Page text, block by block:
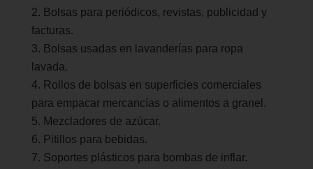
Bolsas para periódicos, revistas, publicidad y
facturas.
Bolsas usadas en lavanderías para ropa
lavada.
Rollos de bolsas en superficies comerciales
para empacar mercancías o alimentos a granel.
Mezcladores de azúcar.
Pitillos para bebidas.
Soportes plásticos para bombas de inflar.